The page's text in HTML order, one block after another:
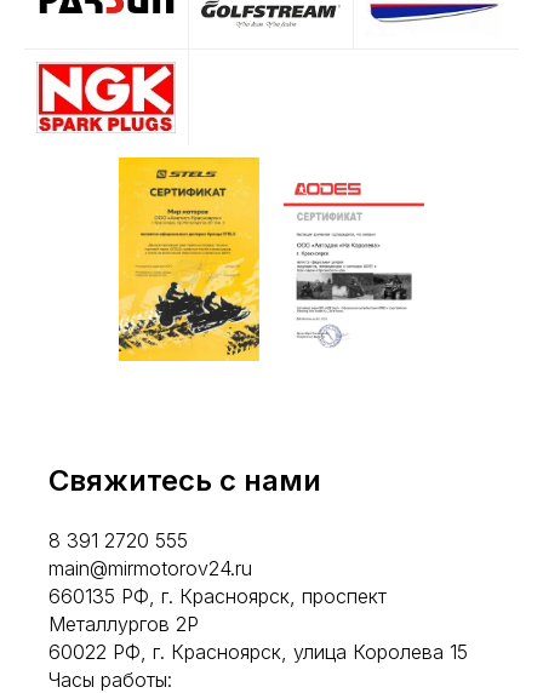
Свяжитесь с нами
8 391 2720 555
main@mirmotorov24.ru
660135 РФ, г. Красноярск, проспект
Металлургов 2Р
60022 РФ, г. Красноярск, улица Королева 15
Часы работы: